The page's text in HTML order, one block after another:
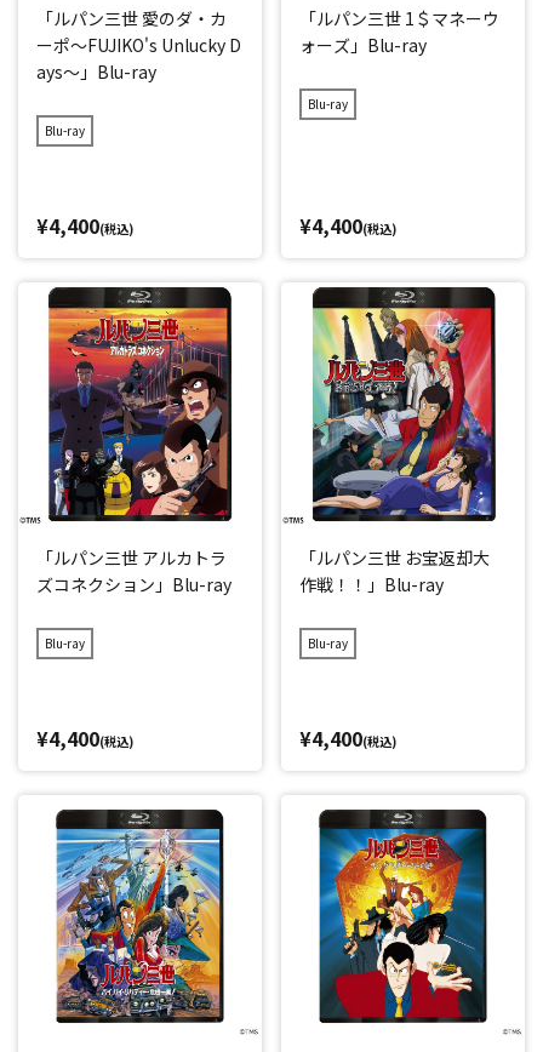
「ルパン三世 愛のダ・カ
ーポ～FUJIKO's Unlucky D
ays～」Blu-ray
Blu-ray
¥4,400(税込)
「ルパン三世 1＄マネーウ
ォーズ」Blu-ray
Blu-ray
¥4,400(税込)
「ルパン三世 アルカトラ
ズコネクション」Blu-ray
Blu-ray
¥4,400(税込)
「ルパン三世 お宝返却大
作戦！！」Blu-ray
Blu-ray
¥4,400(税込)